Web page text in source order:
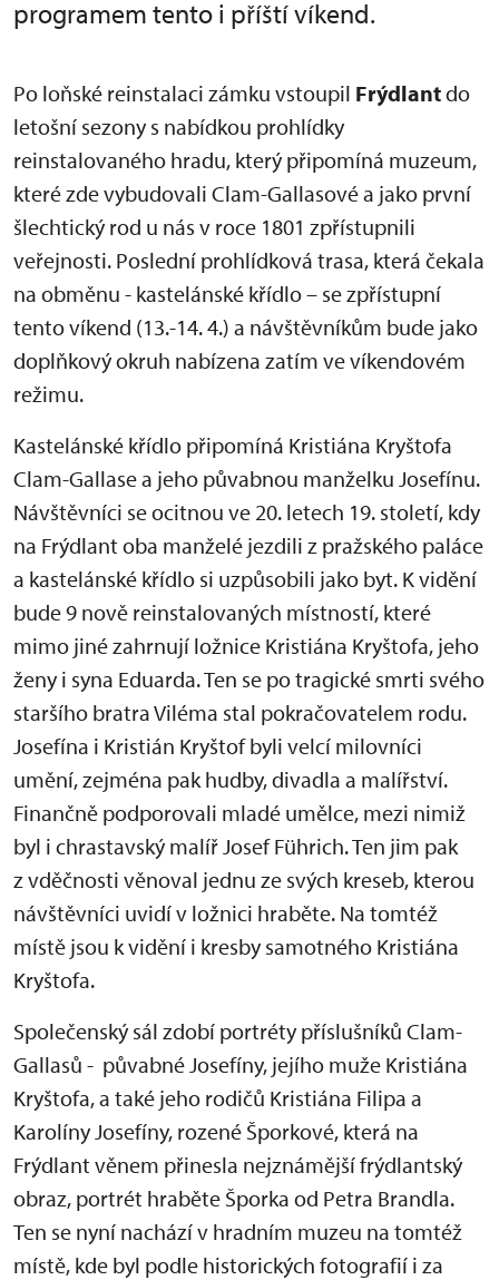
programem tento i příští víkend.
Po loňské reinstalaci zámku vstoupil Frýdlantdo
letošní sezony s nabídkou prohlídky
reinstalovaného hradu, který připomíná muzeum,
které zde vybudovali Clam-Gallasové a jako první
šlechtický rod u nás v roce 1801 zpřístupnili
veřejnosti. Poslední prohlídková trasa, která čekala
na obměnu - kastelánské křídlo – se zpřístupní
tento víkend (13.-14. 4.) a návštěvníkům bude jako
doplňkový okruh nabízena zatím ve víkendovém
režimu.
Kastelánské křídlo připomíná Kristiána Kryštofa
Clam-Gallase a jeho půvabnou manželku Josefínu.
Návštěvníci se ocitnou ve 20. letech 19. století, kdy
na Frýdlant oba manželé jezdili z pražského paláce
a kastelánské křídlo si uzpůsobili jako byt. K vidění
bude 9 nově reinstalovaných místností, které
mimo jiné zahrnují ložnice Kristiána Kryštofa, jeho
ženy i syna Eduarda. Ten se po tragické smrti svého
staršího bratra Viléma stal pokračovatelem rodu.
Josefína i Kristián Kryštof byli velcí milovníci
umění, zejména pak hudby, divadla a malířství.
Finančně podporovali mladé umělce, mezi nimiž
byl i chrastavský malíř Josef Führich. Ten jim pak
z vděčnosti věnoval jednu ze svých kreseb, kterou
návštěvníci uvidí v ložnici hraběte. Na tomtéž
místě jsou k vidění i kresby samotného Kristiána
Kryštofa.
Společenský sál zdobí portréty příslušníků Clam-
Gallasů - půvabné Josefíny, jejího muže Kristiána
Kryštofa, a také jeho rodičů Kristiána Filipa a
Karolíny Josefíny, rozené Šporkové, která na
Frýdlant věnem přinesla nejznámější frýdlantský
obraz, portrét hraběte Šporka od Petra Brandla.
Ten se nyní nachází v hradním muzeu na tomtéž
místě, kde byl podle historických fotografií i za